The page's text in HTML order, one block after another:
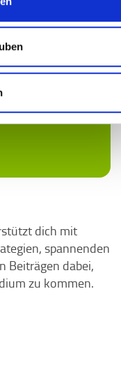
dich mit
spannenden
Beiträgen dabei,
zu kommen.